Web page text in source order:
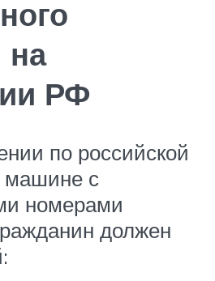
на
РФ
по российской
машине с
номерами
должен